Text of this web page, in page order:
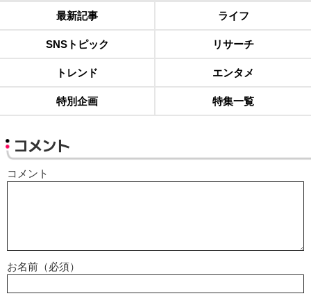
最新記事 ライフ
SNSトピック リサーチ
トレンド エンタメ
特別企画 特集一覧
コメント
コメント
お名前（必須）